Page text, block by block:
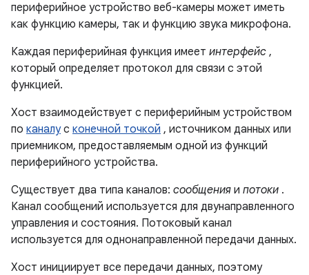
периферийное устройство веб-камеры может иметь
как функцию камеры, так и функцию звука микрофона.
Каждая периферийная функция имеет интерфейс ,
который определяет протокол для связи с этой
функцией.
Хост взаимодействует с периферийным устройством
по каналус конечной точкой , источником данных или
приемником, предоставляемым одной из функций
периферийного устройства.
Существует два типа каналов: сообщения и потоки .
Канал сообщений используется для двунаправленного
управления и состояния. Потоковый канал
используется для однонаправленной передачи данных.
Хост инициирует все передачи данных, поэтому